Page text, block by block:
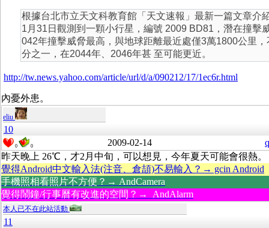
根據台北市立天文科教育館「天文速報」最新一篇文章介
1月31日觀測到一顆小行星，編號 2009 BD81，潛在撞擊
042年撞擊威脅最高，與地球距離最近處僅3萬1800公里
分之一，在2044年、2046年甚 至可能更近。
http://tw.news.yahoo.com/article/url/d/a/090212/17/1ec6r.html
內憂外患。
eliu
10
0 0 2009-02-14
昨天晚上 26℃，才2月中旬，可以想見，今年夏天可能會很熱。
覺得Android中文輸入法(注音、倉頡)不易輸入？→ gcin Android
手機照相看照片不方便？→ AndCamera
覺得鬧鐘/行事曆有改進的空間？→ AndAlarm
本人已不在此站活動
11